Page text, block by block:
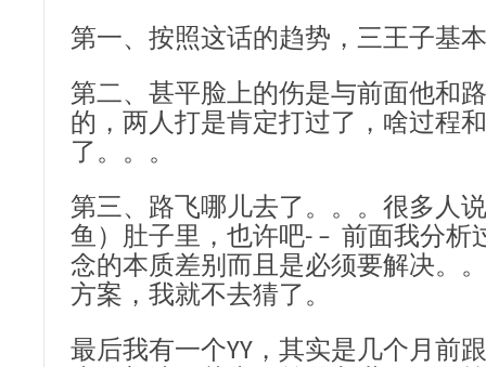
第一、按照这话的趋势，三王子基
第二、甚平脸上的伤是与前面他和
的，两人打是肯定打过了，啥过程
了。。。
第三、路飞哪儿去了。。。很多人
鱼）肚子里，也许吧- – 前面我分析
念的本质差别而且是必须要解决。
方案，我就不去猜了。
最后我有一个YY，其实是几个月前